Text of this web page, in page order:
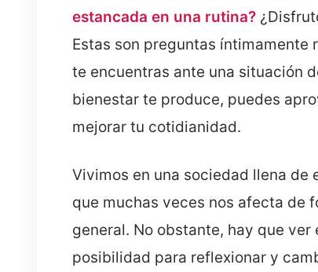
estancada en una rutina?
Estas son preguntas íntimamente
te encuentras ante una situación
bienestar te produce, puedes
mejorar tu cotidianidad.
Vivimos en una sociedad llena
que muchas veces nos afecta de
general. No obstante, hay que
posibilidad para reflexionar y